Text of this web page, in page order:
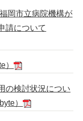
岡市立病院機構が
請について
）
の検討状況につい
）